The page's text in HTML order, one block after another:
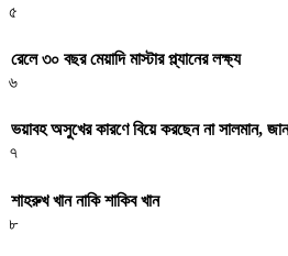
৫
রেলে ৩০ বছর মেয়াদি মাস্টার প্ল্যানের লক্ষ্য
৬
ভয়াবহ অসুখের কারণে বিয়ে করছেন না সালমান,
৭
শাহরুখ খান নাকি শাকিব খান
৮